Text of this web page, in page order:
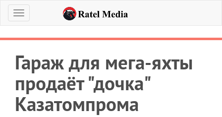
Меню
Гараж для мега-яхты
продаёт "дочка"
Казатомпрома